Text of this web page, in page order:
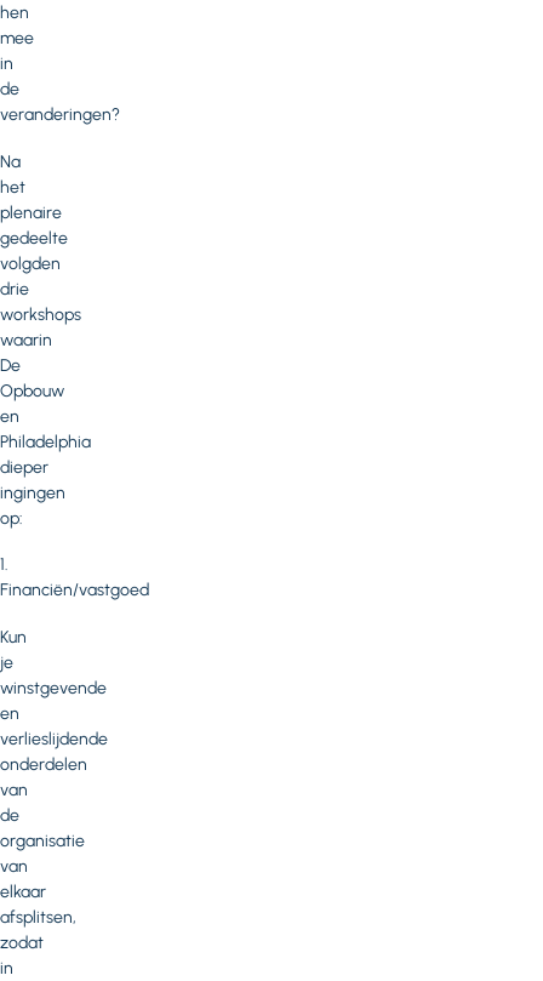
hen
mee
in
de
veranderingen?
Na
het
plenaire
gedeelte
volgden
drie
workshops
waarin
De
Opbouw
en
Philadelphia
dieper
ingingen
op:
1.
Financiën/vastgoed
Kun
je
winstgevende
en
verlieslijdende
onderdelen
van
de
organisatie
van
elkaar
afsplitsen,
zodat
in